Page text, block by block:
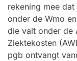
rekening mee
onder de Wmo
die valt onder de
Ziektekosten
pgb ontvangt